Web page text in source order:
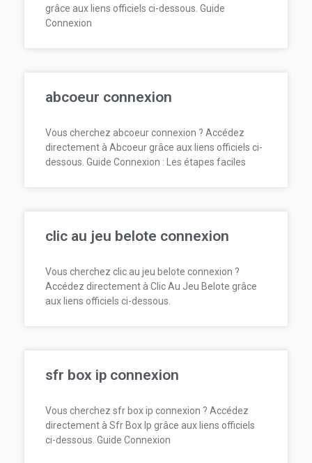
grâce aux liens officiels ci-dessous. Guide
Connexion
abcoeur connexion
Vous cherchez abcoeur connexion ? Accédez
directement à Abcoeur grâce aux liens officiels ci-
dessous. Guide Connexion : Les étapes faciles
clic au jeu belote connexion
Vous cherchez clic au jeu belote connexion ?
Accédez directement à Clic Au Jeu Belote grâce
aux liens officiels ci-dessous.
sfr box ip connexion
Vous cherchez sfr box ip connexion ? Accédez
directement à Sfr Box Ip grâce aux liens officiels
ci-dessous. Guide Connexion